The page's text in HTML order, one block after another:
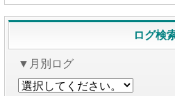
ログ検
▼月別ログ